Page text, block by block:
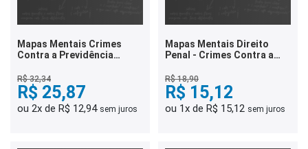
Mapas Mentais Crimes
Contra a Previdência
R$ 32,34
R$ 25,87
ou 2x de R$ 12,94 sem juros
Mapas Mentais Direito
Penal - Crimes Contra a
(PDF)
R$ 18,90
R$ 15,12
ou 1x de R$ 15,12 sem juros